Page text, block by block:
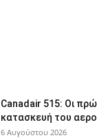
Canadair 515: Οι
κατασκευή του
6 Αυγούστου 2026